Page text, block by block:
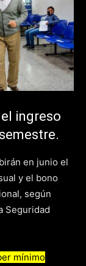
ingreso
en junio el
y el bono
según
Seguridad
mínimo